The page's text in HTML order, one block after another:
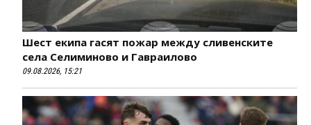
Шест екипа гасят пожар между сливенските
села Селиминово и Гавраилово
09.08.2026, 15:21